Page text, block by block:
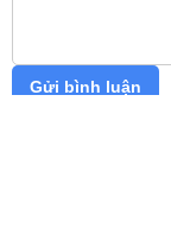
Gửi bình luận